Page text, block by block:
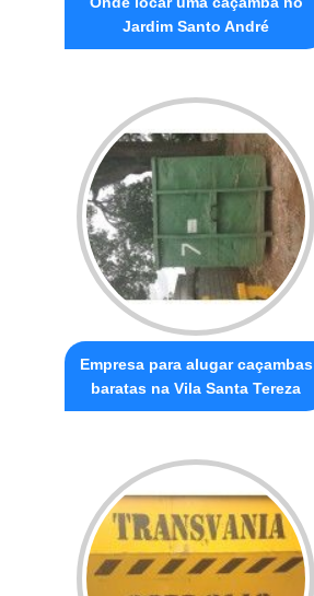
Jardim Santo André
Empresa para alugar caçambas
baratas na Vila Santa Tereza